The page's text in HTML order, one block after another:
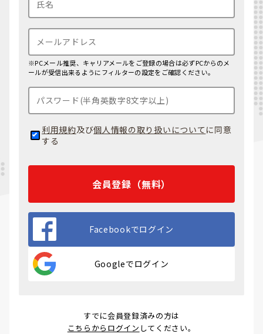
※PCメール推奨、キャリアメールをご登録の場合は必ずPCからのメ
ールが受信出来るようにフィルターの設定をご確認ください。
利用規約及び個人情報の取り扱いについて に同意
する
会員登録（無料）
Facebookでログイン
Googleでログイン
すでに会員登録済みの方は
こちらからログイン してください。